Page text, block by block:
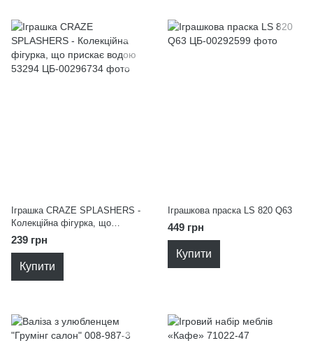
Іграшка CRAZE SPLASHERS -
Колекційна фігурка, що
прискає водою 53294
239 грн
Купити
Іграшкова праска LS 820 Q63
449 грн
Купити